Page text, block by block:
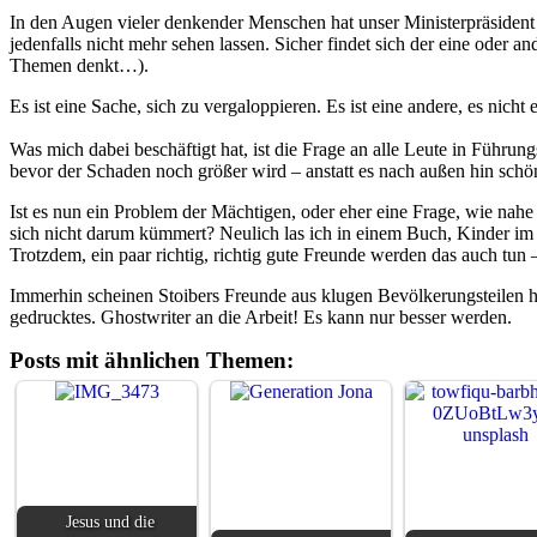
In den Augen vieler denkender Menschen hat unser
jedenfalls nicht mehr sehen lassen. Sicher findet sich der eine oder
Themen denkt…).
Es ist eine Sache, sich zu vergaloppieren. Es ist eine andere, es nicht
Was mich dabei beschäftigt hat, ist die Frage an alle Leute in
bevor der Schaden noch größer wird – anstatt es nach außen hin
Ist es nun ein Problem der Mächtigen, oder eher eine Frage, wie
sich nicht darum kümmert? Neulich las ich in einem Buch, Kinder
Trotzdem, ein paar richtig, richtig gute Freunde werden das auch tun
Immerhin scheinen Stoibers Freunde aus klugen
gedrucktes. Ghostwriter an die Arbeit! Es kann nur besser werden.
Posts mit ähnlichen Themen:
Jesus und die